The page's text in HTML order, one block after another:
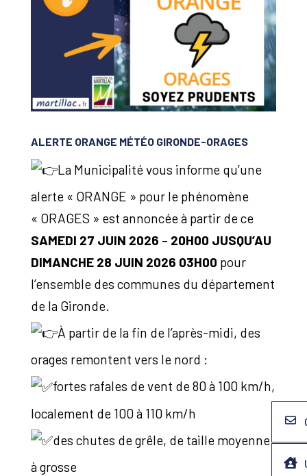
ALERTE ORANGE MÉTÉO GIRONDE-ORAGES
La Municipalité vous informe qu’une
alerte « ORANGE » pour le phénomène
« ORAGES » est annoncée à partir de ce
SAMEDI 27 JUIN 2026 – 20H00 JUSQU’AU
DIMANCHE 28 JUIN 2026 03H00 pour
l’ensemble des communes du département
de la Gironde.
À partir de la fin de l’après-midi, des
orages remontent vers le nord :
fortes rafales de vent de 80 à 100 km/h,
localement de 100 à 110 km/h
des chutes de grêle, de taille moyenne
à grosse